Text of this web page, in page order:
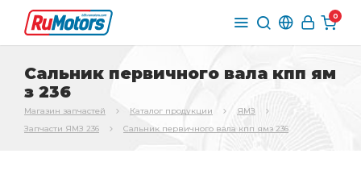
0
Сальник первичного вала кпп ям
з 236
Магазин запчастей Каталог продукции
ЯМЗ
Запчасти ЯМЗ 236
Сальник первичного вала кпп ямз 236